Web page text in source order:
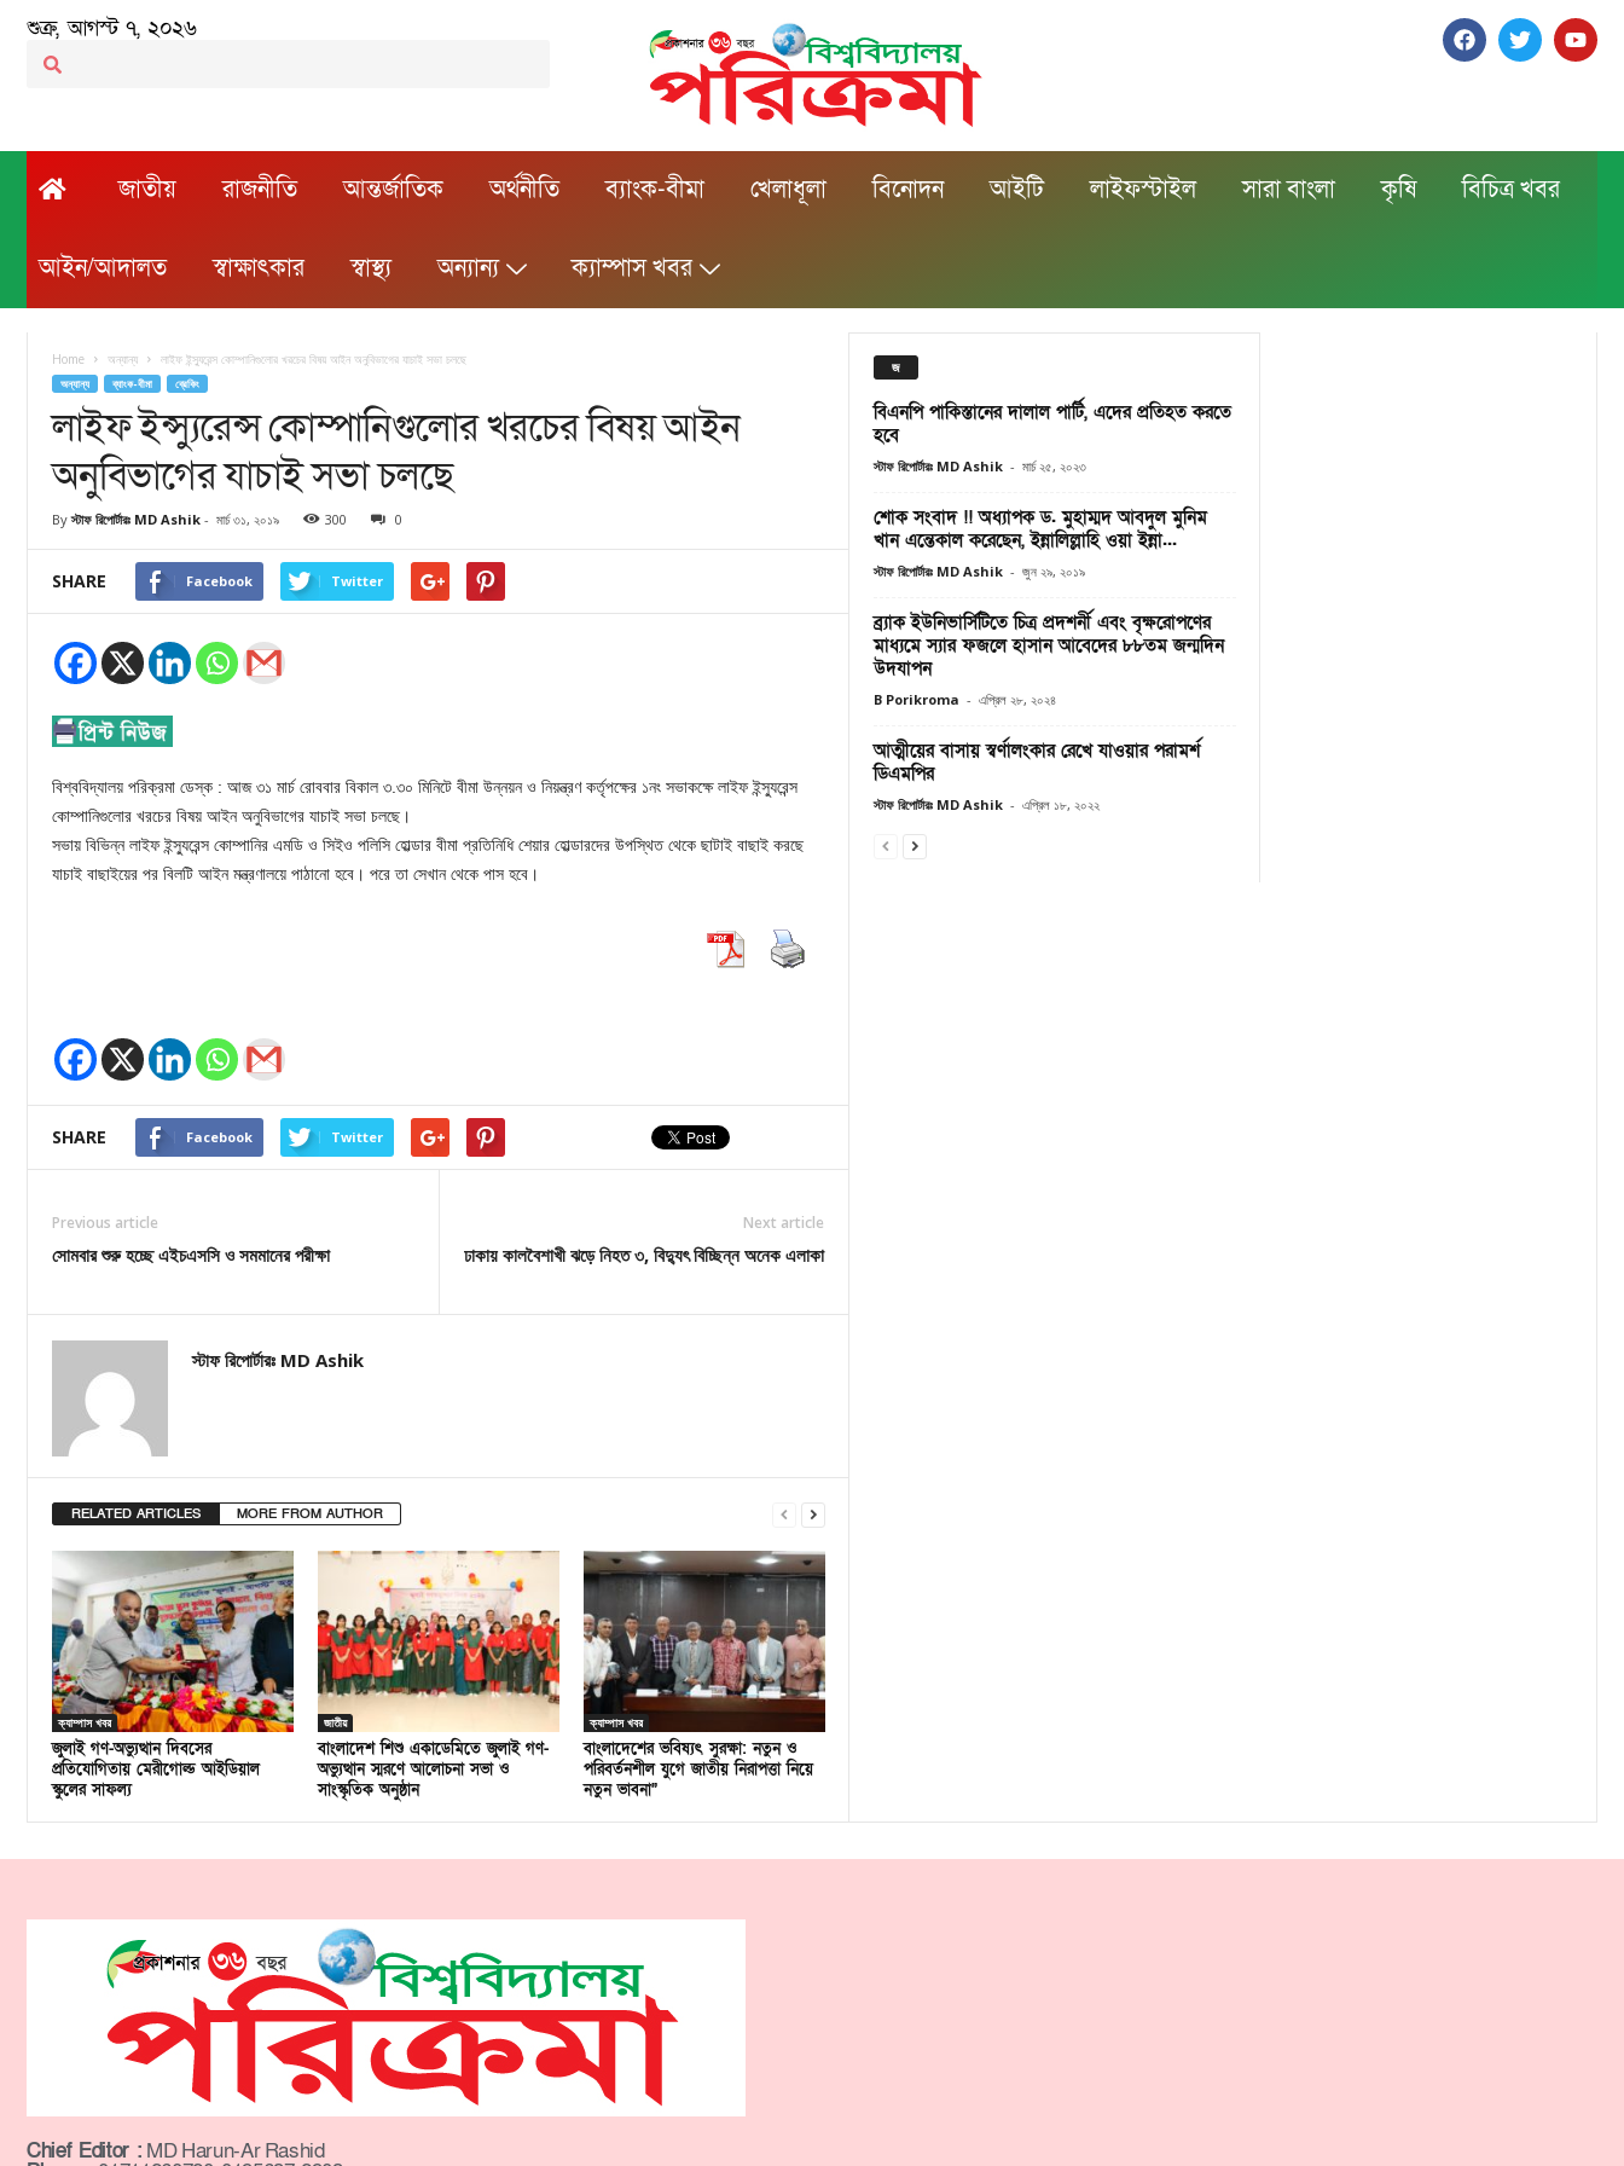
শুক্র, আগস্ট ৭, ২০২৬
জাতীয় রাজনীতি আন্তর্জাতিক অর্থনীতি ব্যাংক-বীমা খেলাধূলা বিনোদন আইটি লাইফস্টাইল সারা বাংলা কৃষি বিচিত্র খবর
আইন/আদালত স্বাক্ষাৎকার স্বাস্থ্য অন্যান্য ক্যাম্পাস খবর
Home অন্যান্য লাইফ ইন্স্যুরেন্স কোম্পানিগুলোর খরচের বিষয় আইন অনুবিভাগের যাচাই সভা চলছে
অন্যান্য ব্যাংক-বীমা ব্রেকিং
লাইফ ইন্স্যুরেন্স কোম্পানিগুলোর খরচের বিষয় আইন
অনুবিভাগের যাচাই সভা চলছে
By স্টাফ রিপোর্টারঃ MD Ashik - মার্চ ৩১, ২০১৯ 300 0
SHARE Facebook Twitter
বিশ্ববিদ্যালয় পরিক্রমা ডেস্ক : আজ ৩১ মার্চ রোববার বিকাল ৩.৩০ মিনিটে বীমা উন্নয়ন ও নিয়ন্ত্রণ কর্তৃপক্ষের ১নং সভাকক্ষে লাইফ ইন্স্যুরেন্স
কোম্পানিগুলোর খরচের বিষয় আইন অনুবিভাগের যাচাই সভা চলছে।
সভায় বিভিন্ন লাইফ ইন্স্যুরেন্স কোম্পানির এমডি ও সিইও পলিসি হোল্ডার বীমা প্রতিনিধি শেয়ার হোল্ডারদের উপস্থিত থেকে ছাটাই বাছাই করছে
যাচাই বাছাইয়ের পর বিলটি আইন মন্ত্রণালয়ে পাঠানো হবে। পরে তা সেখান থেকে পাস হবে।
SHARE Facebook Twitter
Previous article
সোমবার শুরু হচ্ছে এইচএসসি ও সমমানের পরীক্ষা
Next article
ঢাকায় কালবৈশাখী ঝড়ে নিহত ৩, বিদ্যুৎ বিচ্ছিন্ন অনেক এলাকা
স্টাফ রিপোর্টারঃ MD Ashik
RELATED ARTICLES MORE FROM AUTHOR
ক্যাম্পাস খবর
জুলাই গণ-অভ্যুত্থান দিবসের
প্রতিযোগিতায় মেরীগোল্ড আইডিয়াল
স্কুলের সাফল্য
জাতীয়
বাংলাদেশ শিশু একাডেমিতে জুলাই গণ-
অভ্যুত্থান স্মরণে আলোচনা সভা ও
সাংস্কৃতিক অনুষ্ঠান
ক্যাম্পাস খবর
বাংলাদেশের ভবিষ্যৎ সুরক্ষা: নতুন ও
পরিবর্তনশীল যুগে জাতীয় নিরাপত্তা নিয়ে
নতুন ভাবনা”
জ
বিএনপি পাকিস্তানের দালাল পার্টি, এদের প্রতিহত করতে
হবে
স্টাফ রিপোর্টারঃ MD Ashik - মার্চ ২৫, ২০২৩
শোক সংবাদ !! অধ্যাপক ড. মুহাম্মদ আবদুল মুনিম
খান এন্তেকাল করেছেন, ইন্নালিল্লাহি ওয়া ইন্না...
স্টাফ রিপোর্টারঃ MD Ashik - জুন ২৯, ২০১৯
ব্র্যাক ইউনিভার্সিটিতে চিত্র প্রদশর্নী এবং বৃক্ষরোপণের
মাধ্যমে স্যার ফজলে হাসান আবেদের ৮৮তম জন্মদিন
উদযাপন
B Porikroma - এপ্রিল ২৮, ২০২৪
আত্মীয়ের বাসায় স্বর্ণালংকার রেখে যাওয়ার পরামর্শ
ডিএমপির
স্টাফ রিপোর্টারঃ MD Ashik - এপ্রিল ১৮, ২০২২
Chief Editor : MD Harun-Ar Rashid